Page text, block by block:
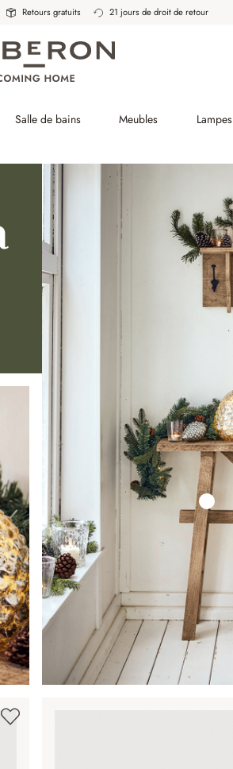
Retours gratuits 21 jours de droit de retour
Salle de bains Meubles Lampes